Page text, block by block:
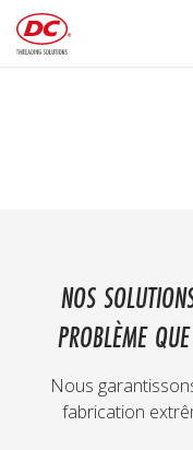
NOS
PROBLÈME
Nous
fabrication